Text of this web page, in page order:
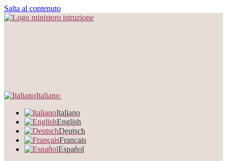
Salta al contenuto
Italiano
Italiano
English
Deutsch
Français
Español